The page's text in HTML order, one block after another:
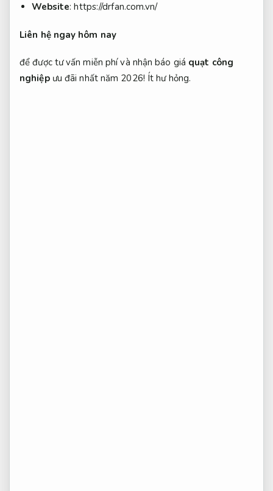
Website: https://drfan.com.vn/
Liên hệ ngay hôm nay
để được tư vấn miễn phí và nhận báo giá quạt công
nghiệpưu đãi nhất năm 2026! Ít hư hỏng.